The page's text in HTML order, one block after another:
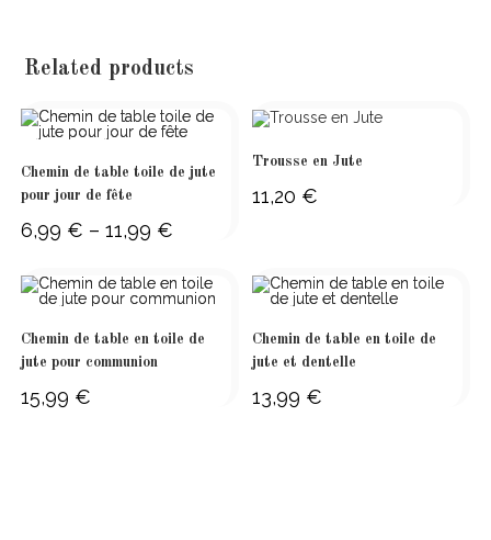
Related products
Chemin de table toile de jute
pour jour de fête
6,99 € – 11,99 €Price
through
11,99 €
Trousse en Jute
11,20 €
Chemin de table en toile de
jute pour communion
15,99 €
Chemin de table en toile de
jute et dentelle
13,99 €